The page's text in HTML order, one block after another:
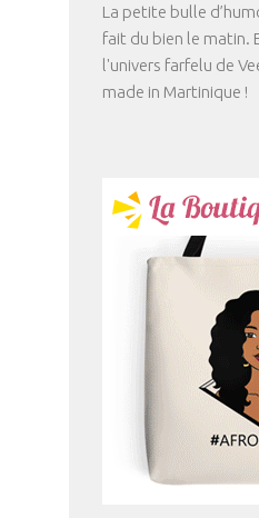
La petite bulle
fait du bien le matin.
l'univers farfelu de
made in Martinique !